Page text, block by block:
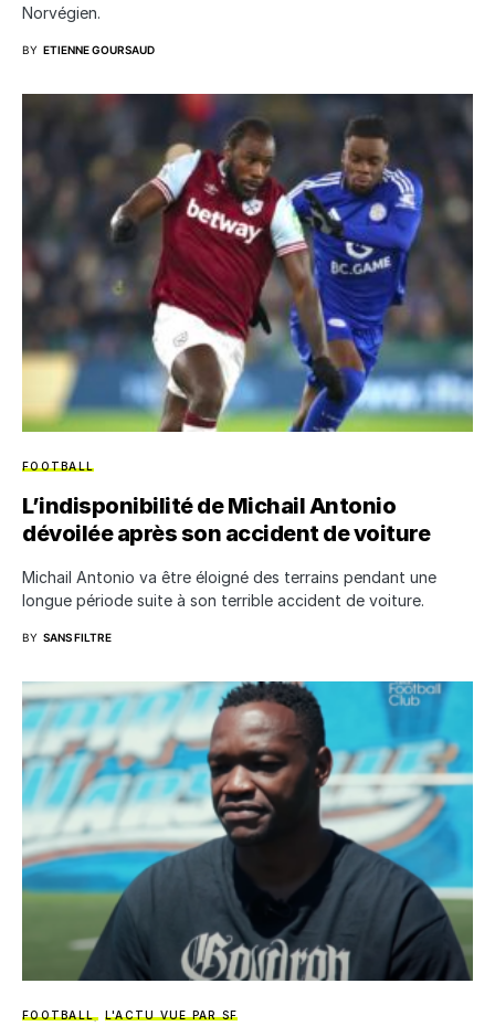
Norvégien.
BY ETIENNE GOURSAUD
FOOTBALL
L’indisponibilité de Michail Antonio
dévoilée après son accident de voiture
Michail Antonio va être éloigné des terrains pendant une
longue période suite à son terrible accident de voiture.
BY SANS FILTRE
FOOTBALL L'ACTU VUE PAR SF